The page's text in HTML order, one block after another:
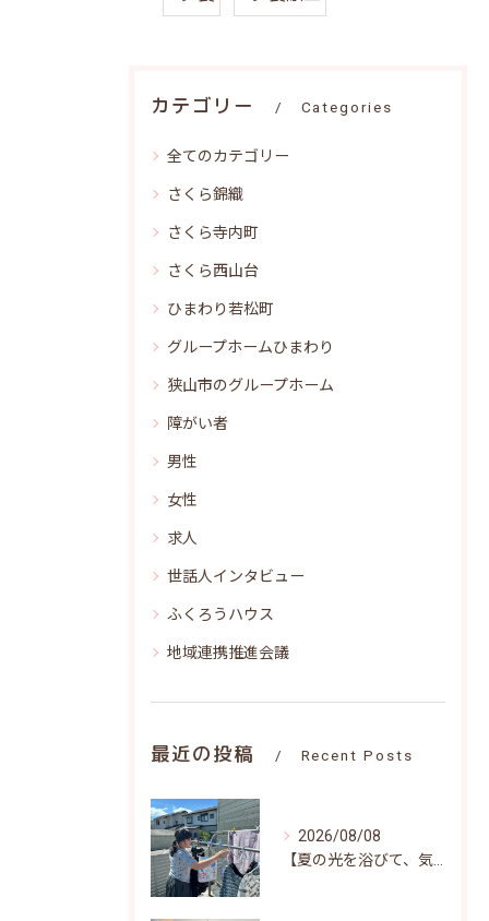
カテゴリー Categories
全てのカテゴリー
さくら錦織
さくら寺内町
さくら西山台
ひまわり若松町
グループホームひまわり
狭山市のグループホーム
障がい者
男性
女性
求人
世話人インタビュー
ふくろうハウス
地域連携推進会議
最近の投稿 Recent Posts
2026/08/08